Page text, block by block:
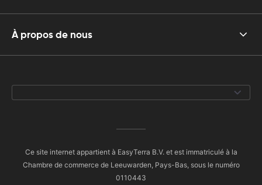
À propos de nous
Ce site internet appartient à EasyTerra B.V. et est immatriculé à la
Chambre de commerce de Leeuwarden, Pays-Bas, sous le numéro
0110443